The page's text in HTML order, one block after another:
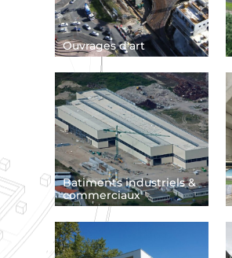
Ouvrages d'art
Batiments industriels &
commerciaux